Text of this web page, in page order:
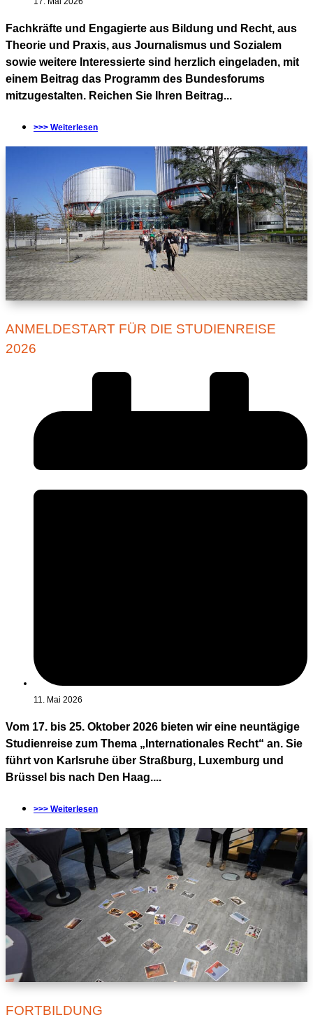
Fachkräfte und Engagierte aus Bildung und Recht, aus
Theorie und Praxis, aus Journalismus und Sozialem
sowie weitere Interessierte sind herzlich eingeladen, mit
einem Beitrag das Programm des Bundesforums
mitzugestalten. Reichen Sie Ihren Beitrag...
>>> Weiterlesen
ANMELDESTART FÜR DIE STUDIENREISE
2026
11. Mai 2026
Vom 17. bis 25. Oktober 2026 bieten wir eine neuntägige
Studienreise zum Thema „Internationales Recht“ an. Sie
führt von Karlsruhe über Straßburg, Luxemburg und
Brüssel bis nach Den Haag....
>>> Weiterlesen
FORTBILDUNG